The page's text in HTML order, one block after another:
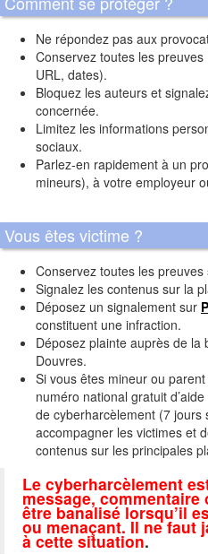
Ne répondez pas aux
Conservez toutes les
URL, dates).
Bloquez les auteurs et
concernée.
Limitez les informations
sociaux.
Parlez-en rapidement à un
mineurs), à votre employeur
Vous êtes victime ?
Conservez toutes les preuves
Signalez les contenus sur la
Déposez un signalement sur
constituent une infraction.
Déposez plainte auprès de
Douvres.
Si vous êtes mineur ou
numéro national gratuit
de cyberharcèlement (7
accompagner les victimes et
contenus sur les principales
Le cyberharcèlement
message,
être banalisé lorsqu’il
ou menaçant. Il ne faut
à cette situation.